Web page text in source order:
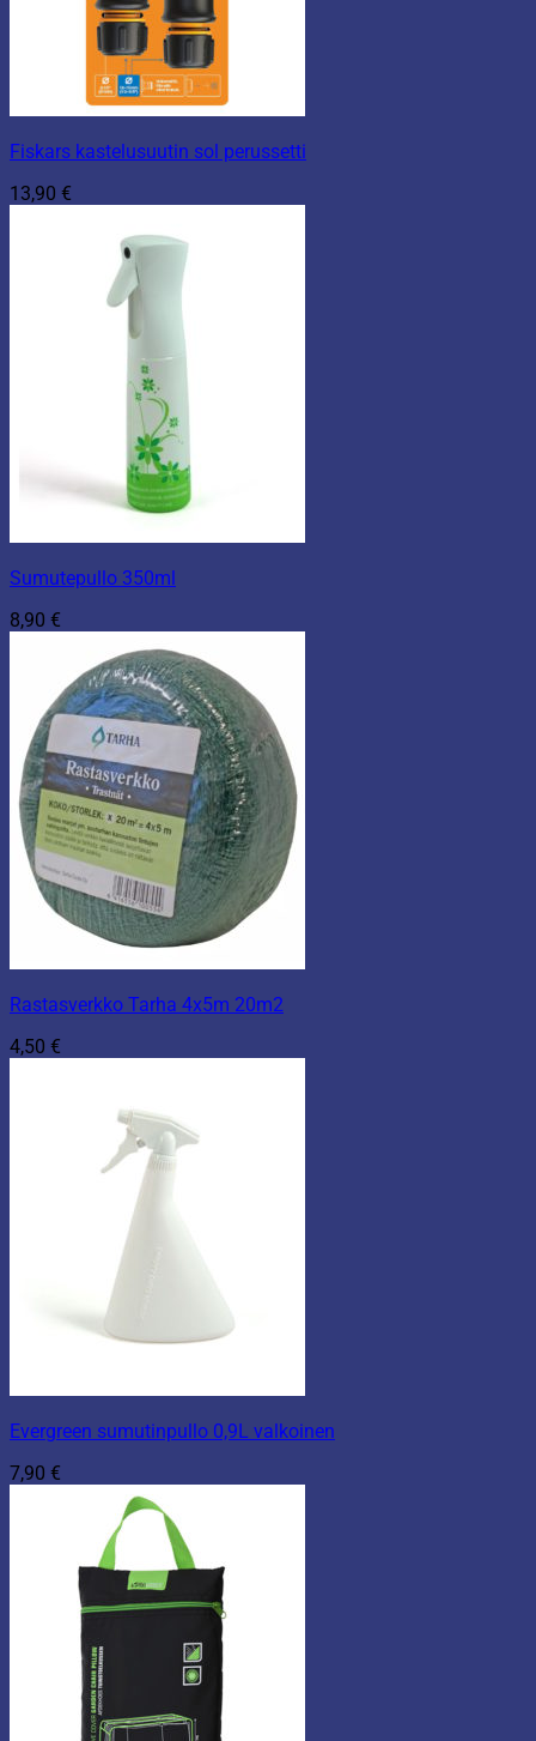
Fiskars kastelusuutin sol perussetti
13,90 €
Sumutepullo 350ml
8,90 €
Rastasverkko Tarha 4x5m 20m2
4,50 €
Evergreen sumutinpullo 0,9L valkoinen
7,90 €